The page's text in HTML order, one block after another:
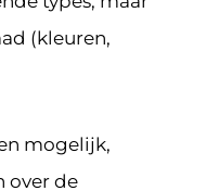
(kleuren,
mogelijk,
over de